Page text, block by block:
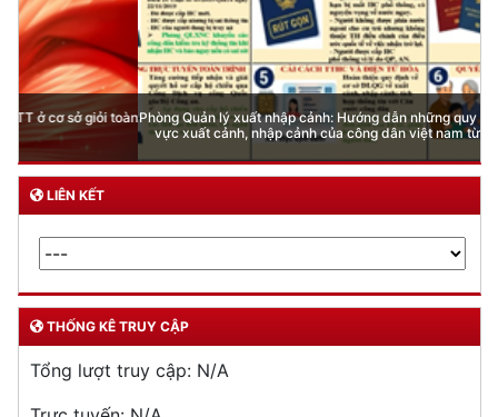
Phòng Quản lý xuất nhập cảnh: Hướng dẫn những quy định mới trong lĩnh
vực xuất cảnh, nhập cảnh của công dân việt nam từ ngày 01/7/2026
LIÊN KẾT
THỐNG KÊ TRUY CẬP
Tổng lượt truy cập: N/A